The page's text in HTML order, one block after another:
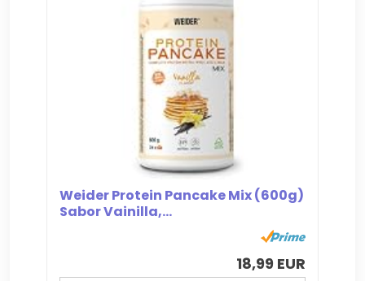
Weider Protein Pancake Mix (600g)
Sabor Vainilla,...
18,99 EUR